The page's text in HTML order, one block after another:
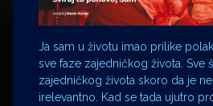
Ja sam u životu imao prilike
sve faze zajedničkog života. Sve
zajedničkog života skoro da je
irelevantno. Kad se tada ujutro